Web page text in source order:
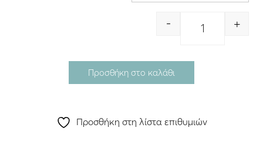
Quantity
- +
Προσθήκη στο καλάθι
Προσθήκη στη λίστα επιθυμιών